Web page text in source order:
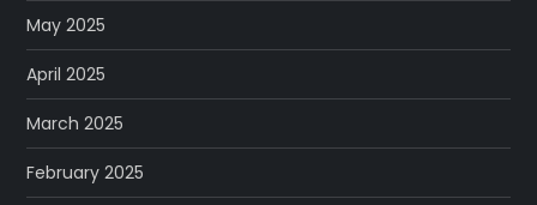
May 2025
April 2025
March 2025
February 2025